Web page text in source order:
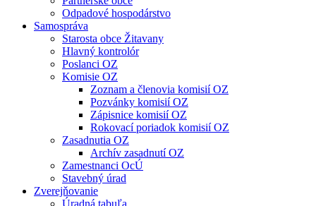
Odpadové hospodárstvo
Samospráva
Starosta obce Žitavany
Hlavný kontrolór
Poslanci OZ
Komisie OZ
Zoznam a členovia komisií OZ
Pozvánky komisií OZ
Zápisnice komisií OZ
Rokovací poriadok komisií OZ
Zasadnutia OZ
Archív zasadnutí OZ
Zamestnanci OcÚ
Stavebný úrad
Zverejňovanie
Úradná tabuľa